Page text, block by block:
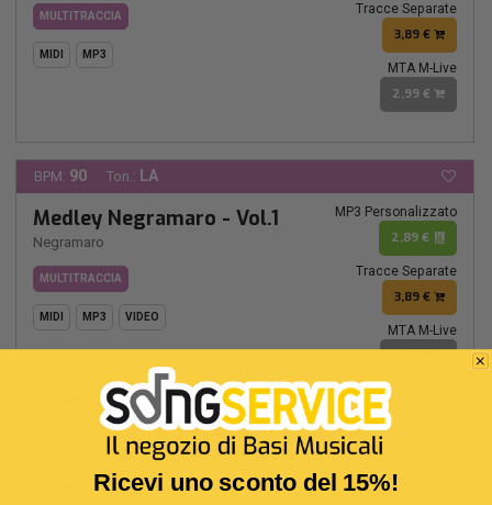
MULTITRACCIA
MIDI MP3
Tracce Separate
3,89 €
MTA M-Live
2,99 €
BPM: 90 Ton.: LA
Medley Negramaro - Vol.1
Negramaro
MULTITRACCIA
MIDI MP3 VIDEO
MP3 Personalizzato
2,89 €
Tracce Separate
3,89 €
MTA M-Live
Arrangiamento Inedito M-Live Musiclab
Ton.:SI-
Quel Matto Son Io MP3 Personalizzato
Ricevi uno sconto del 15%!